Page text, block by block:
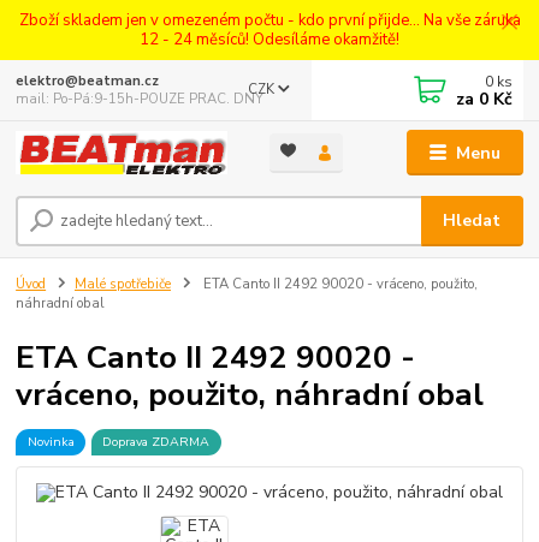
Zboží skladem jen v omezeném počtu - kdo první přijde... Na vše záruka
12 - 24 měsíců! Odesíláme okamžitě!
Menu
CZK
Hledat
elektro@beatman.cz
mail: Po-Pá:9-15h-POUZE PRAC. DNY
0 ks
za 0 Kč
Úvod Malé spotřebiče
ETA Canto II 2492 90020 - vráceno, použito,
náhradní obal
ETA Canto II 2492 90020 -
vráceno, použito, náhradní obal
Novinka Doprava ZDARMA